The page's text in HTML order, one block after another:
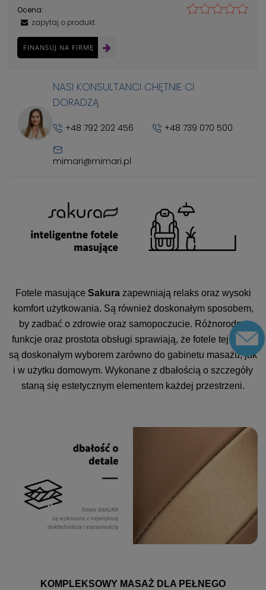
Ocena:
zapytaj o produkt
FINANSUJ NA FIRMĘ
NASI KONSULTANCI CHĘTNIE CI
DORADZĄ
+48 792 202 456 +48 739 070 500
mimari@mimari.pl
Fotele masujące Sakurazapewniają relaks oraz wysoki
komfort użytkowania. Są również doskonałym sposobem,
by zadbać o zdrowie oraz samopoczucie. Różnorodne
funkcje oraz prostota obsługi sprawiają, że fotele tej marki
są doskonałym wyborem zarówno do gabinetu masażu, jak
i w użytku domowym. Wykonane z dbałością o szczegóły
staną się estetycznym elementem każdej przestrzeni.
KOMPLEKSOWY MASAŻ DLA PEŁNEGO